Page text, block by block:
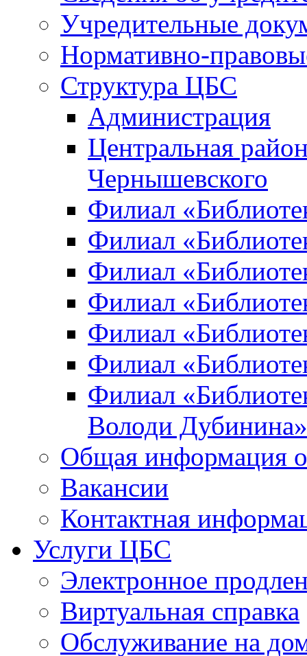
Учредительные
Нормативно-
Структура ЦБС
Администрация
Центральная
Чернышевского
Филиал
Филиал
Филиал
Филиал
Филиал
Филиал
Филиал
Володи Дубинина»
Общая информация
Вакансии
Контактная
Услуги ЦБС
Электронное
Виртуальная справка
Обслуживание на